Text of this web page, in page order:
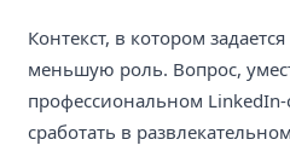
Контекст, в котором
меньшую роль. Вопрос,
профессиональном
сработать в